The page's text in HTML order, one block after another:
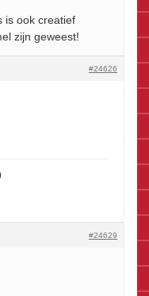
is ook creatief
zijn geweest!
#24626
#24629